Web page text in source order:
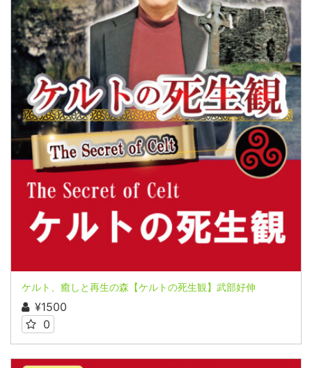
ケルト、癒しと再生の森【ケルトの死生観】武部好伸
¥1500
0